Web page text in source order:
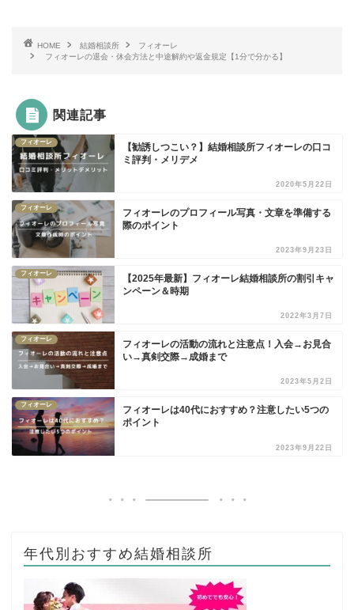
HOME 結婚相談所
フィオーレ
フィオーレの退会・休会方法と中途解約や返金規定【1分で分かる】
関連記事
フィオーレ
【勧誘しつこい？】結婚相談所フィオーレの口コ
ミ評判・メリデメ
2020年5月22日
フィオーレ
フィオーレのプロフィール写真・文章を準備する
際のポイント
2023年9月23日
フィオーレ
【2025年最新】フィオーレ結婚相談所の割引キャ
ンペーン＆時期
2022年3月7日
フィオーレ
フィオーレの活動の流れと注意点！入会→お見合
い→真剣交際→成婚まで
2023年5月2日
フィオーレ
フィオーレは40代におすすめ？注意したい5つの
ポイント
2023年9月22日
年代別おすすめ結婚相談所